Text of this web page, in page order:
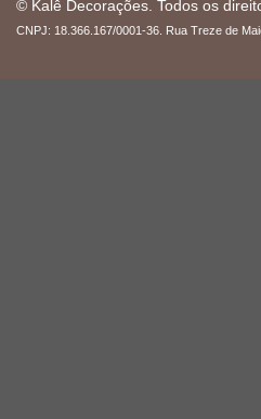
© Kalê Decorações. Todos os
CNPJ: 18.366.167/0001-36. Rua Treze de